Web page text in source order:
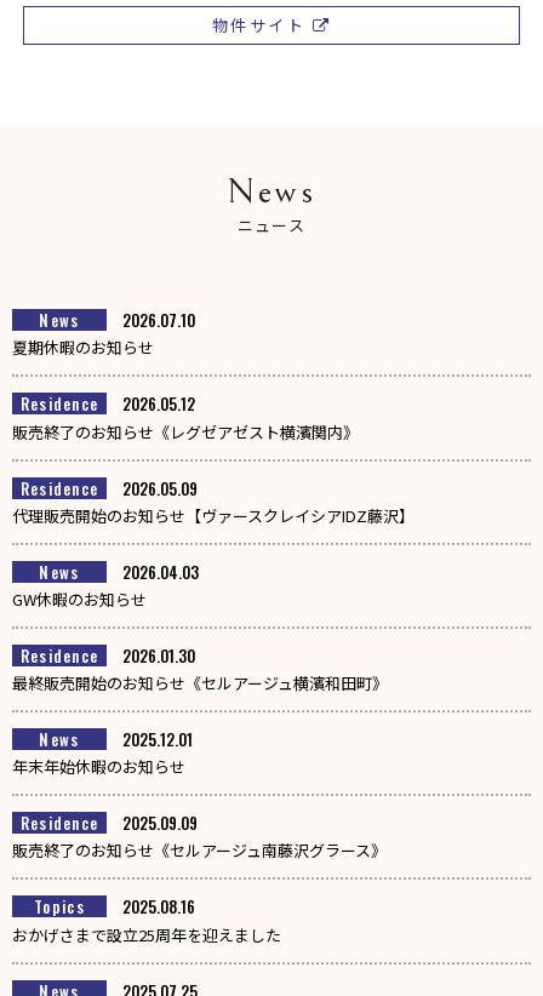
物件サイト
News
ニュース
News 2026.07.10
夏期休暇のお知らせ
Residence 2026.05.12
販売終了のお知らせ《レグゼアゼスト横濱関内》
Residence 2026.05.09
代理販売開始のお知らせ【ヴァースクレイシアIDZ藤沢】
News 2026.04.03
GW休暇のお知らせ
Residence 2026.01.30
最終販売開始のお知らせ《セルアージュ横濱和田町》
News 2025.12.01
年末年始休暇のお知らせ
Residence 2025.09.09
販売終了のお知らせ《セルアージュ南藤沢グラース》
Topics 2025.08.16
おかげさまで設立25周年を迎えました
News 2025.07.25